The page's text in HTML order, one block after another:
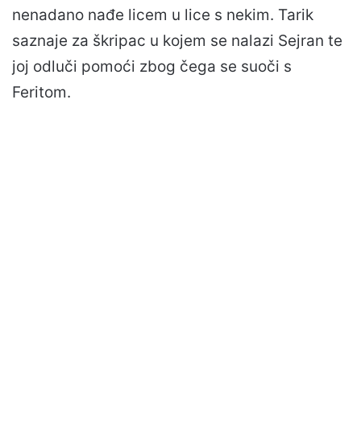
nenadano nađe licem u lice s nekim. Tarik
saznaje za škripac u kojem se nalazi Sejran te
joj odluči pomoći zbog čega se suoči s
Feritom.